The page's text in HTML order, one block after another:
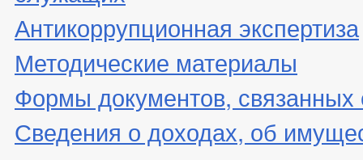
Антикоррупционная экспертиза
Методические материалы
Формы документов, связанных
Сведения о доходах, об